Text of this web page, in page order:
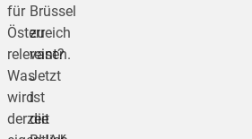
für
Österreich
relevant?
Was
wird
derzeit
Brüssel
zu
reisen.
Jetzt
ist
die